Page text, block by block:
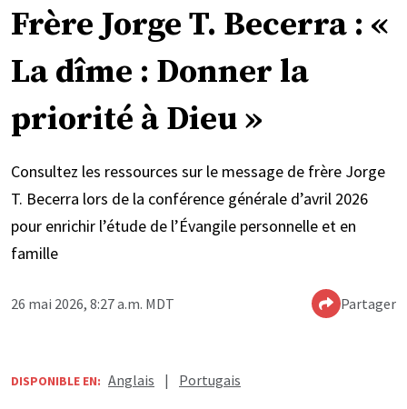
Frère Jorge T. Becerra : «
La dîme : Donner la
priorité à Dieu »
Consultez les ressources sur le message de frère Jorge
T. Becerra lors de la conférence générale d’avril 2026
pour enrichir l’étude de l’Évangile personnelle et en
famille
26 mai 2026, 8:27 a.m. MDT Partager
DISPONIBLE EN: Anglais | Portugais